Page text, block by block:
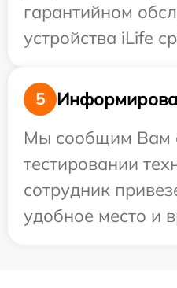
гарантийном
устройства iLife
5
Мы сообщим Вам
тестировании
сотрудник
удобное место и